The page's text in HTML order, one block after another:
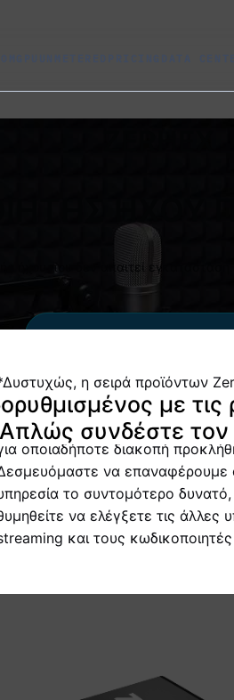
η σειρά προϊόντων
εκτός αποθέματος.
Παρακαλούμε δεχτείτε τις
οποιαδήποτε διακοπή
να επαναφέρουμε
το συντομότερο
να ελέγξετε τις άλλες
και τους
ήχου που δεν απαιτεί
με
συνδέστε τον
εισόδους RCA. Οι
Shoutcast ή Icecast, το G1